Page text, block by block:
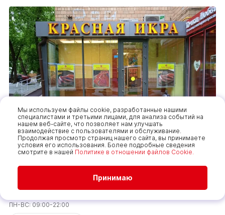
Мы используем файлы cookie, разработанные нашими
специалистами и третьими лицами, для анализа событий на
нашем веб-сайте, что позволяет нам улучшать
взаимодействие с пользователями и обслуживание.
Продолжая просмотр страниц нашего сайта, вы принимаете
условия его использования. Более подробные сведения
смотрите в нашей Политике в отношении файлов Cookie.
Принимаю
117556, Город Москва, б-р Чонгарский, д. 8, к. 1
ПН-ВС: 09:00-22:00